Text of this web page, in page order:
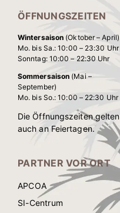
ÖFFNUNGSZEITEN
Wintersaison (Oktober – April)
Mo. bis Sa.: 10:00 – 23:30 Uhr
Sonntag: 10:00 – 22:30 Uhr
Sommersaison (Mai –
September)
Mo. bis So.: 10:00 – 22:30 Uhr
Die Öffnungszeiten gelten
auch an Feiertagen.
PARTNER VOR ORT
APCOA
SI-Centrum